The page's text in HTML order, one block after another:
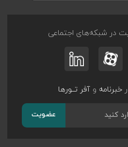
در شبکه‌های اجتماعی
خبرنامه وآفر تــورها
عضویت